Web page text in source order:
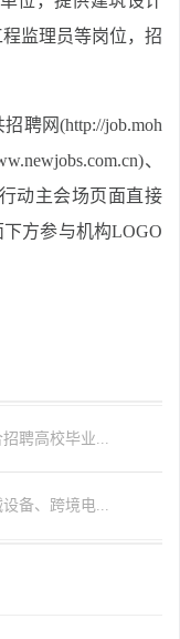
监理员等岗位，招
聘网(http://job.moh
、
动主会场页面直接
方参与机构LOGO
聘高校毕业...
备、跨境电...